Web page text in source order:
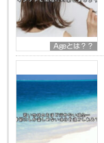
Ageとは？？